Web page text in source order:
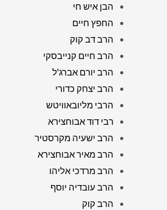
הבן איש חי
החפץ חיים
הרב דב קוק
הרב חיים קנייבסקי
הרב יורם אברג'ל
הרב יצחק כדורי
הרבי מליובאוויטש
רבי דוד אבוחצירא
הרב ישעיה מקרסטיר
הרב מאיר אבוחצירא
הרב מרדכי אליהו
הרב עובדיה יוסף
הרב קוק